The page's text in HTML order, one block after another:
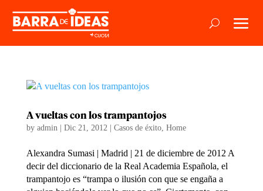
A vueltas con los trampantojos
by admin| Dic 21, 2012| Casos de éxito, Home
Alexandra Sumasi | Madrid | 21 de diciembre de 2012 A
decir del diccionario de la Real Academia Española, el
trampantojo es “trampa o ilusión con que se engaña a